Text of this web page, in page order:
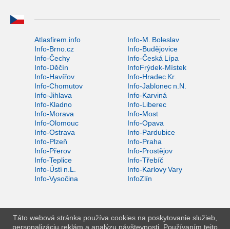
Atlasfirem.info
Info-M. Boleslav
Info-Brno.cz
Info-Budějovice
Info-Čechy
Info-Česká Lípa
Info-Děčín
InfoFrýdek-Místek
Info-Havířov
Info-Hradec Kr.
Info-Chomutov
Info-Jablonec n.N.
Info-Jihlava
Info-Karviná
Info-Kladno
Info-Liberec
Info-Morava
Info-Most
Info-Olomouc
Info-Opava
Info-Ostrava
Info-Pardubice
Info-Plzeň
Info-Praha
Info-Přerov
Info-Prostějov
Info-Teplice
Info-Třebíč
Info-Ústí n.L.
Info-Karlovy Vary
Info-Vysočina
InfoZlín
Táto webová stránka používa cookies na poskytovanie služieb,
personalizáciu reklám a analýzu návštevnosti. Používaním tejto